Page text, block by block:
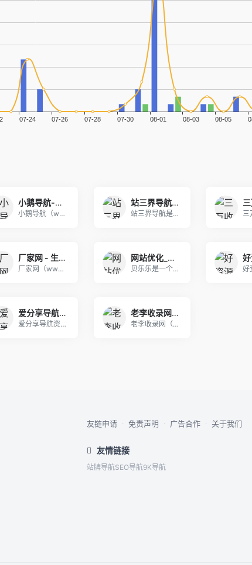
小鹅导航-网站收录-自动收录网-网址收录-自动秒收录
小鹅导航（www.xedh.cn），是一个具有免
站三界导航 - 网站目录,网址提交,分类目录,网站大全,名站导航之家
站三界导航是一个集合众多网站的网址导航站点，包含
厂家网 - 生产厂家查询、工厂货源推广平台
厂家网（www.changjiawang.cn）
网站优化_免费发广告外链_SEO软文推广_站长网址收录_贝乐乐
贝乐乐是一个在线网站收录整理平台，支持注册发布广
爱分享导航资源网-专注于优质资源的收集与分享
爱分享导航资源网致力于为用户提供便捷的资源收集和
老李收录网_技术导航，滚石技术导航，打造中国最具影响力的网站交流和展示平台
老李收录网（www.llslw.cn），收录国内
友链申请 · 免责声明 · 广告合作 · 关于我们
友情链接
站牌导航SEO导航9K导航